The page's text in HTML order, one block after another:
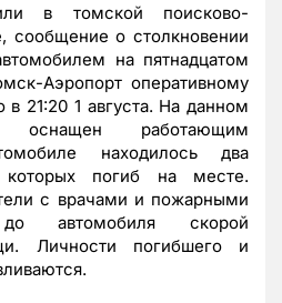
в томской поисково-
сообщение о столкновении
на пятнадцатом
Аэропорт оперативному
21:20 1 августа. На данном
оснащен работающим
находилось два
погиб на месте.
с врачами и пожарными
до автомобиля скорой
Личности погибшего и